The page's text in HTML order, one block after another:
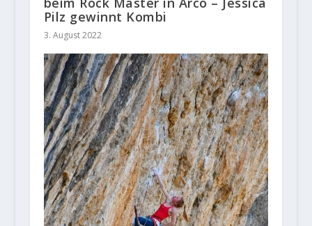
Pilz gewinnt Kombi
3. August 2022